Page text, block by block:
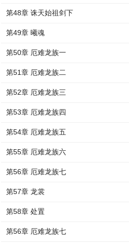
第48章 诛天始祖剑下
第49章 曦魂
第50章 厄难龙族一
第51章 厄难龙族二
第52章 厄难龙族三
第53章 厄难龙族四
第54章 厄难龙族五
第55章 厄难龙族六
第56章 厄难龙族七
第57章 龙裳
第58章 处置
第56章 厄难龙族七